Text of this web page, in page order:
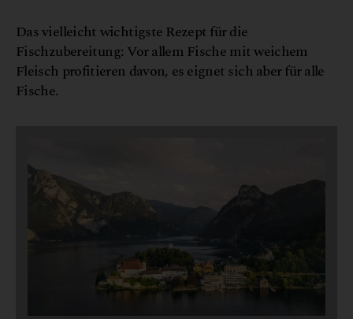
Das vielleicht wichtigste Rezept für die
Fischzubereitung: Vor allem Fische mit weichem
Fleisch profitieren davon, es eignet sich aber für alle
Fische.